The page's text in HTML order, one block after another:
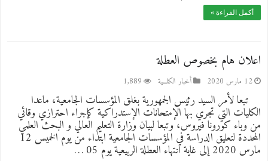
أكمل القراءة »
اعلان هام بخصوص العطلة
12 مارس 2020 أخبار الكلـــية 1,889
تبعا لأمر السيد رئيس الجمهورية بغلق المؤسسات الجامعية، ماعدا
الكليات التي تجري بها الإمتحانات الإستدراكية كإجراء احترازي وقائي
من وباء كورونا فيروس، وتبعا لبيان وزارة التعليم العالي و البحث العلمي
المحددة لتعليق الدراسة في المؤسسات الجامعية ابتداء من يوم الخميس 12
مارس 2020 إلى غاية انتهاء العطلة الربيعية يوم 05 …